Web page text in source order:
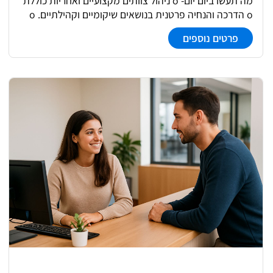
וגמישות בשעות העבודה. • ניסיון בהדרכה, הנחיה או עמידה
מול קהל - יתרון.
o הדרכה והנחיה פרטנית בנושאים שיקומיים וקהילתיים. o
וקבוצתיות מקצועיות וקבועות o השתלמויות וקורסים
עבודה o עבודה יציבה וקבועה מי אנחנו: תכנית "עמיתים
לבוגרים" מקדמת שיקום של אנשים עם מגבלה נפשית על ידי
פעילויות פנאי ותרבות והיא מודל ייחודי לשיקום בתוך
הקהילה.
פרטים נוספים